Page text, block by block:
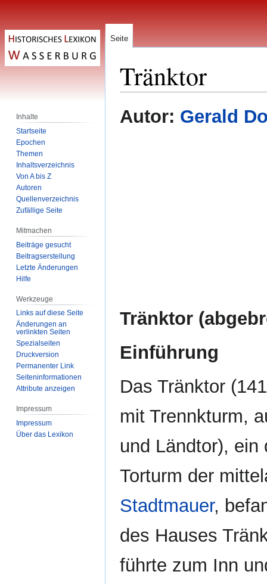
Tränktor
Zur
Navigation
Zur
Suche
Autor: Gerald
Tränktor
Einführung
Das Tränktor
mit Trennkturm,
und Ländtor), ein
Torturm der
Stadtmauer,
des Hauses
führte zum Inn
Seite
Inhalte
Startseite
Epochen
Themen
Inhaltsverzeichnis
Von A bis Z
Autoren
Quellenverzeichnis
Zufällige Seite
Mitmachen
Beiträge gesucht
Beitragserstellung
Letzte Änderungen
Hilfe
Werkzeuge
Links auf diese Seite
Änderungen an
verlinkten Seiten
Spezialseiten
Druckversion
Permanenter Link
Seiten­­informationen
Attribute anzeigen
Impressum
Impressum
Über das Lexikon